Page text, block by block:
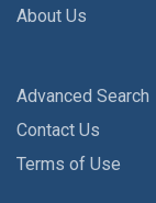
About Us
Advanced Search
Contact Us
Terms of Use